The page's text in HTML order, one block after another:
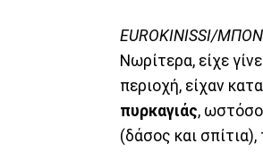
EUROKINISSI/
Νωρίτερα, είχε
περιοχή, είχαν
πυρκαγιάς, ωστόσο
(δάσος και